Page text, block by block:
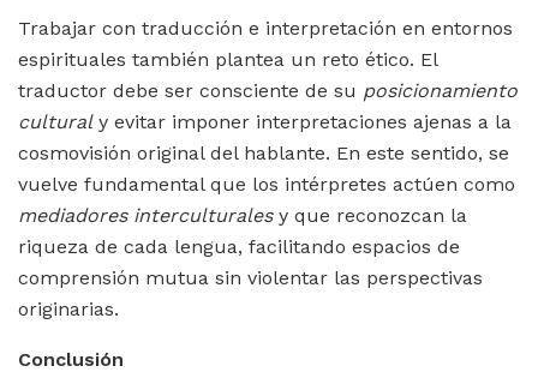
Trabajar con traducción e interpretación en entornos
espirituales también plantea un reto ético. El
traductor debe ser consciente de su posicionamiento
culturaly evitar imponer interpretaciones ajenas a la
cosmovisión original del hablante. En este sentido, se
vuelve fundamental que los intérpretes actúen como
mediadores interculturalesy que reconozcan la
riqueza de cada lengua, facilitando espacios de
comprensión mutua sin violentar las perspectivas
originarias.
Conclusión